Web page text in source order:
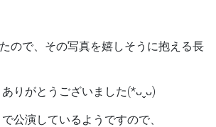
ので、その写真を嬉しそうに抱える長
りがとうございました(*ᴗˬᴗ)
公演しているようですので、